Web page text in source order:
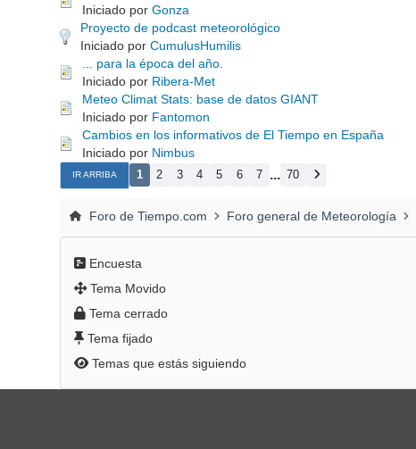
Iniciado por Gonza
Proyecto de podcast meteorológico
Iniciado por CumulusHumilis
... para la época del año.
Iniciado por Ribera-Met
Meteo Climat Stats: base de datos GIANT
Iniciado por Fantomon
Cambios en los informativos de El Tiempo en España
Iniciado por Nimbus
IR ARRIBA 1 2 3 4 5 6 7 ... 70
Foro de Tiempo.com Foro general de Meteorología
Encuesta
Tema Movido
Tema cerrado
Tema fijado
Temas que estás siguiendo